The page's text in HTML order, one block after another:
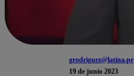
grodriguez@latina.pe
19 de junio 2023